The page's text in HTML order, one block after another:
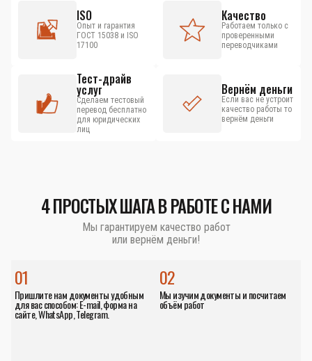
ISO
Опыт и гарантия
ГОСТ 15038 и ISO
17100
Качество
Работаем только с
проверенными
переводчиками
Тест-драйв
услуг
Сделаем тестовый
перевод бесплатно
для юридических
лиц
Вернём деньги
Если вас не устроит
качество работы то
вернём деньги
4 ПРОСТЫХ ШАГА В РАБОТЕ С НАМИ
Мы гарантируем качество работ
или вернём деньги!
01
Пришлите нам документы удобным
для вас способом: E-mail, форма на
сайте, WhatsApp, Telegram.
02
Мы изучим документы и посчитаем
объём работ